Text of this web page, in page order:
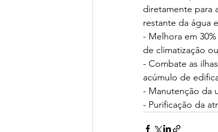
diretamente para
restante da água
- Melhora em
de climatização
- Combate as
acúmulo de
- Manutenção da
- Purificação da